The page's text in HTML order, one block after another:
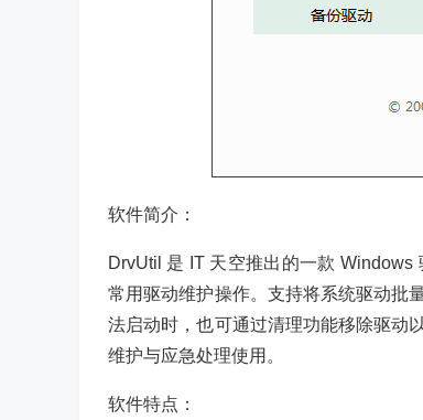
软件简介：
DrvUtil 是 IT 天空推出的一款
常用驱动维护操作。支持将系统驱动批
法启动时，也可通过清理功能移除驱动
维护与应急处理使用。
软件特点：